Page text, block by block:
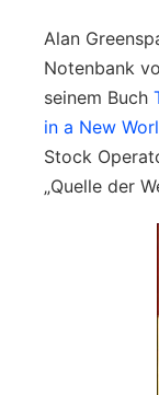
Alan
Notenbank
seinem Buch
in a New
Stock
„Quelle der